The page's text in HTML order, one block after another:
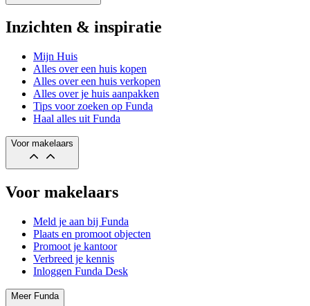
Inzichten & inspiratie
Mijn Huis
Alles over een huis kopen
Alles over een huis verkopen
Alles over je huis aanpakken
Tips voor zoeken op Funda
Haal alles uit Funda
Voor makelaars
Voor makelaars
Meld je aan bij Funda
Plaats en promoot objecten
Promoot je kantoor
Verbreed je kennis
Inloggen Funda Desk
Meer Funda